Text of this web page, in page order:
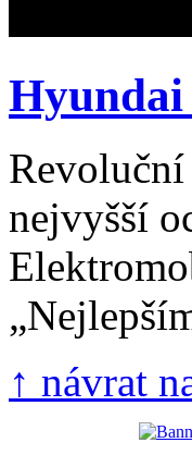
Hyundai
nejvyšší
↑ návrat